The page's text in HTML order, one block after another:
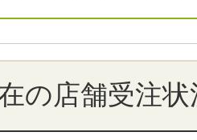
の店舗受注状